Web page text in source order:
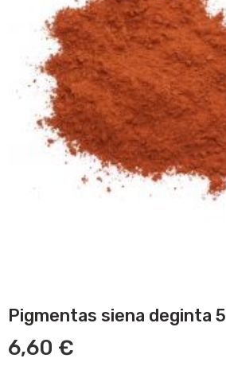
Pigmentas siena deginta
6,60 €